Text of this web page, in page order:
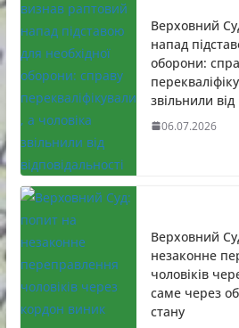
Верховний
напад
оборони:
звільнили від
06.07.2026
Верховний
незаконне
чоловіків
саме через
стану